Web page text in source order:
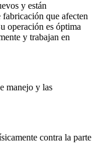
y están
que afecten
operación es óptima
y trabajan en
manejo y las
contra la parte